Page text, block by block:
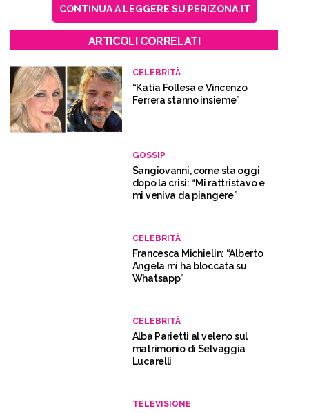
CONTINUA A LEGGERE SU PERIZONA.IT
ARTICOLI CORRELATI
CELEBRITÀ
“Katia Follesa e Vincenzo
Ferrera stanno insieme”
GOSSIP
Sangiovanni, come sta oggi
dopo la crisi: “Mi rattristavo e
mi veniva da piangere”
CELEBRITÀ
Francesca Michielin: “Alberto
Angela mi ha bloccata su
Whatsapp”
CELEBRITÀ
Alba Parietti al veleno sul
matrimonio di Selvaggia
Lucarelli
TELEVISIONE